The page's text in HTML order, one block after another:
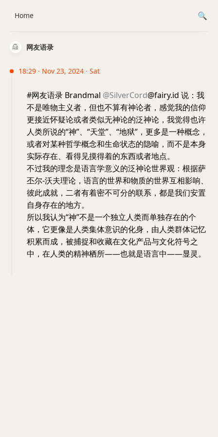
网友语录
18:29 · Nov 23, 2024 · Sat
#网友语录 Brandmal @SilverCord@fairy.id 说：我
不是唯物主义者，但也不算有神论者，感觉我的信仰
更接近怀疑论或者类似无神论的泛神论，我觉得也许
人类所说的“神”、“天堂”、“地狱”，更多是一种概念，
或者对某种哲学概念和生命状态的隐喻，而不是本身
实际存在、看得见摸得着的东西或者地点。
不过我的理念是语言学意义的泛神论世界观：根据萨
丕尔-沃夫理论，语言的世界和物质的世界互相影响、
彼此成就，二者有着密不可分的联系，都是我们安置
自身存在的地方。
所以我认为“神”不是一个独立人类而单独存在的个
体，它更像是人类集体意识的化身，由人类群体记忆
积累而成，被捕捉和收藏在文化产品与文化符号之
中，在人类的精神栖所——也就是语言中——显灵。
Home